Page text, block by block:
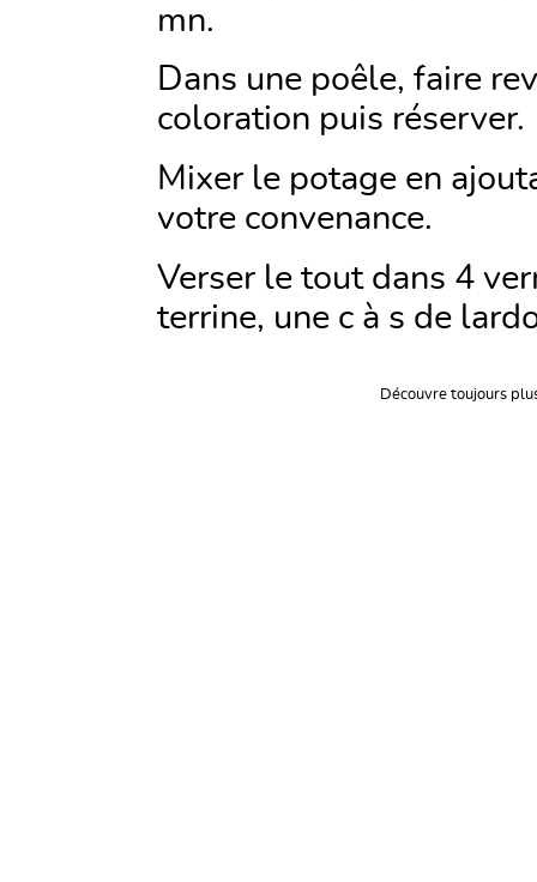
mn.
Dans une poêle, faire
coloration puis réserver.
Mixer le potage en
votre convenance.
Verser le tout dans 4
terrine, une c à s de
Découvre toujours